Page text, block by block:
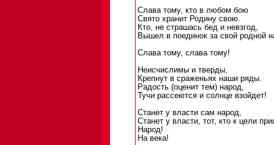
Слава тому, кто в любом бою
Свято хранит Родину свою.
Кто, не страшась бед и невзгод,
Вышел в поединок за свой родной
Слава тому, слава тому!
Неисчислимы и тверды,
Крепнут в сраженьях наши ряды.
Радость (оценит тем) народ,
Тучи рассеются и солнце взойдет!
Станет у власти сам народ,
Станет у власти, тот, кто к цели
Народ!
На века!